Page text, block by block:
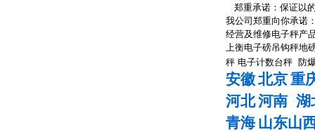
郑重承诺：保证以
我公司郑重向你承诺
经营及维修电子秤产
上衡电子磅吊钩秤地
秤 电子计数台秤 防
安徽北京重
河北河南 湖
青海 山东山